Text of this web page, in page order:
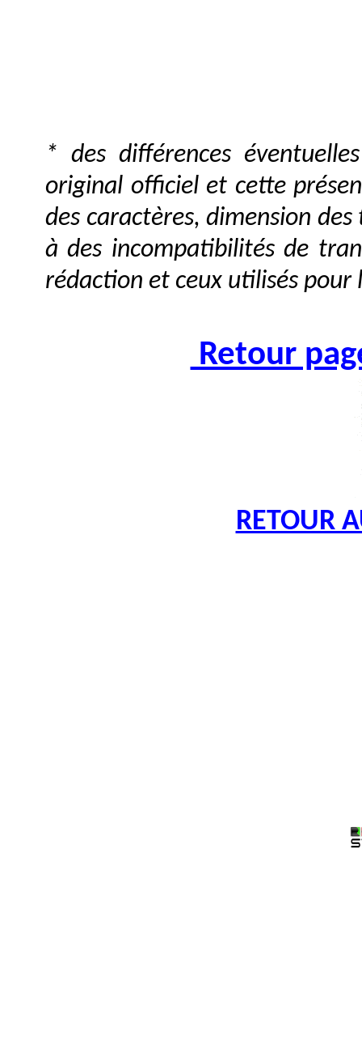
* des différences
original officiel et cette
des caractères, dimension
à des incompatibilités de
rédaction et ceux utilisés
Retour
RETOUR